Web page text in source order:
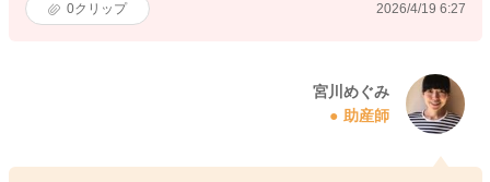
0クリップ 2026/4/19 6:27
宮川めぐみ
助産師